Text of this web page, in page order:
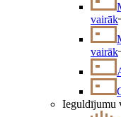
vairāk
vairāk
Ieguldījumu